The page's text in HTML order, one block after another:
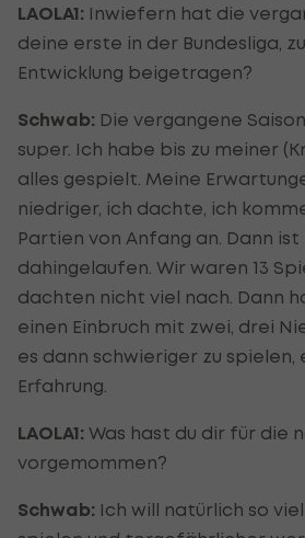
LAOLA1: Inwiefern hat die
deine erste in der Bundesliga,
Entwicklung beigetragen?
Schwab: Die vergangene
super. Ich habe bis zu meiner
alles gespielt. Meine
niedriger, ich dachte, ich
Partien von Anfang an. Dann ist
dahingelaufen. Wir waren 13
dachten nicht viel nach. Dann
einen Einbruch mit zwei, drei
es dann schwieriger zu spielen,
Erfahrung.
LAOLA1: Was hast du dir für die
vorgemommen?
Schwab: Ich will natürlich so